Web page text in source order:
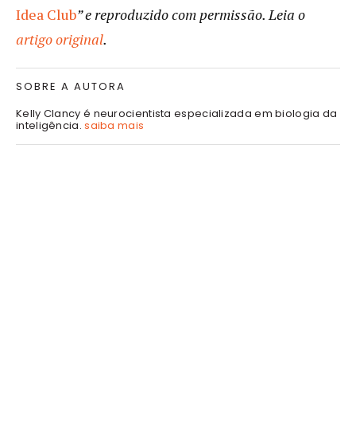
Idea Club” e reproduzido com permissão. Leia o
artigo original.
SOBRE A AUTORA
Kelly Clancy é neurocientista especializada em biologia da
inteligência.saiba mais